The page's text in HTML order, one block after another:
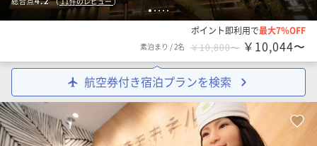
12345
ポイント即利用で最大7％OFF
素泊まり /2名 ￥10,800〜 ￥10,044〜
航空券付き宿泊プランを検索